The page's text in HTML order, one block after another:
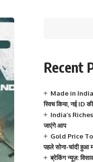
Recent
Made in India
स्विच किया, नई ID
India’s
जाएंगे आप
Gold Price
पहले सोना-चांदी हुआ
ब्रेकिंग न्यूज़: